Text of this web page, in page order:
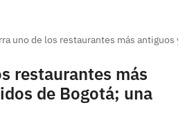
uno de los restaurantes más antiguos
restaurantes más
de Bogotá; una